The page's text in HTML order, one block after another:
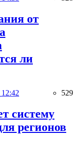
от
ли
12:42 529
систему
регионов